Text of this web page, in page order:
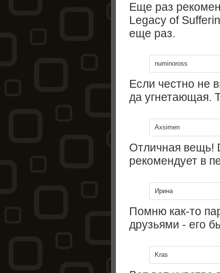
Еще раз
Legacy of
еще раз.
numinoross
Если честно не
да угнетающая.
Axsimen
Отличная вещь!
рекомендует в
Ирина
Помню как-то
друзьями - его
Kras